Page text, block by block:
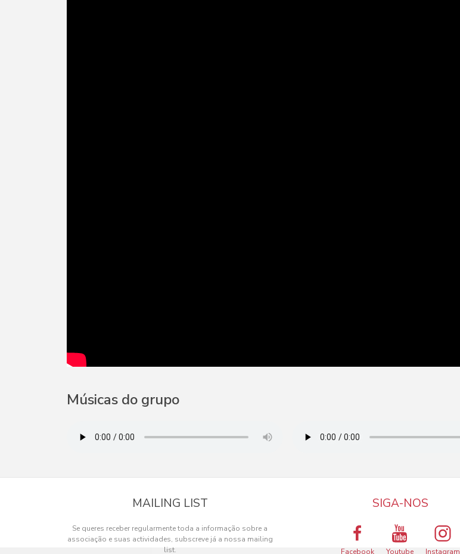
Músicas do grupo
MAILING LIST
Se queres receber regularmente toda a informação sobre a
associação e suas actividades, subscreve já a nossa mailing
list.
SIGA-NOS
Facebook Youtube Instagram